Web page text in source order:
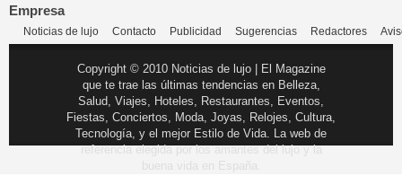
Empresa
Noticias de lujo Contacto Publicidad Sugerencias Redactores
Copyright © 2010 Noticias de lujo | El Magazine
que te trae las últimas tendencias en Belleza,
Salud, Viajes, Hoteles, Restaurantes, Eventos,
Fiestas, Conciertos, Moda, Joyas, Relojes, Cultura,
Tecnología, y el mejor Estilo de Vida. La web de
referencia elegida por los amantes del lujo y la